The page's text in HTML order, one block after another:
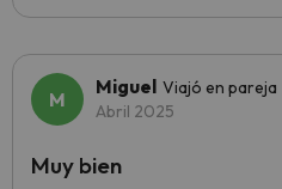
Miguel Viajó en pareja
Abril 2025
Muy bien